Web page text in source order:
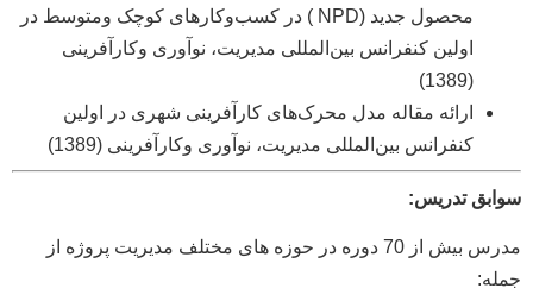
محصول جدید (NPD ) در کسب‌وکارهای کوچک ومتوسط در
اولین کنفرانس بین‌المللی مدیریت، نوآوری وکارآفرینی
(1389)
ارائه مقاله مدل محرک‌های کارآفرینی شهری در اولین
کنفرانس بین‌المللی مدیریت، نوآوری وکارآفرینی (1389)
سوابق تدریس:
مدرس بیش از 70 دوره در حوزه های مختلف مدیریت پروژه از
جمله: